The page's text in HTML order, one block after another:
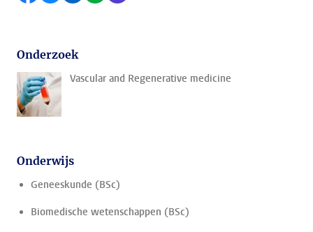
Onderzoek
Vascular and Regenerative medicine
Onderwijs
Geneeskunde (BSc)
Biomedische wetenschappen (BSc)